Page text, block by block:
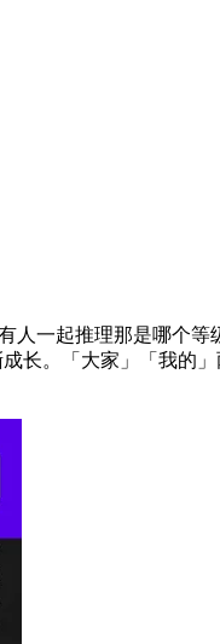
一起推理那是哪个
长。「大家」「我的